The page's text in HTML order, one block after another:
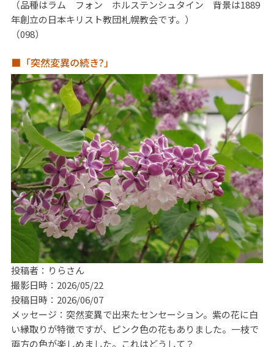
（品種はラム フォン ホルステンシュタイン 背景は1889
年創立の日本キリスト教団札幌教会です。）
（098）
■「突然変異の続き?」
投稿者：りらさん
撮影日時：2026/05/22
投稿日時：2026/06/07
メッセージ：突然変異で出来たセンセーション。紫の花に白
い縁取りが特徴ですが、ピンク色の花もありました。一枝で
両方の色が楽しめました。これはどうして？